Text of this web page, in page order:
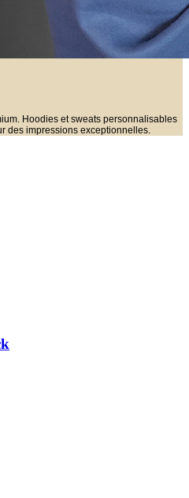
Hoodies et sweats personnalisables
des impressions exceptionnelles.